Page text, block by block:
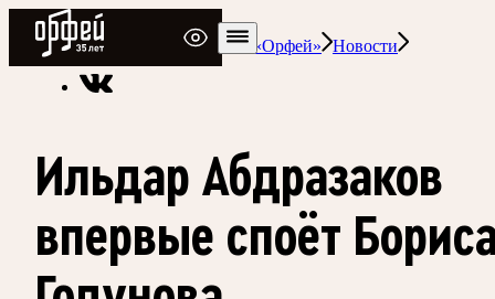
Радио Орфей
Радио классической музыки «Орфей»
Новости
Ильдар Абдразаков
впервые споёт